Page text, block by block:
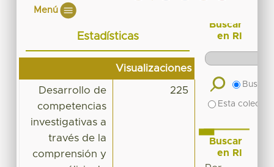
Menú
Estadísticas
Visualizaciones
Desarrollo de
competencias
investigativas a
través de la
comprensión y
225
Buscar
en RI
Buscar
Esta
Buscar
en RI